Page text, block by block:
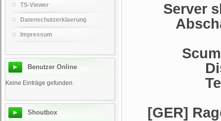
Server
[GER]
TS-Viewer
Datenschutzerklaerung
Impressum
Benutzer Online
Keine Einträge gefunden.
Shoutbox